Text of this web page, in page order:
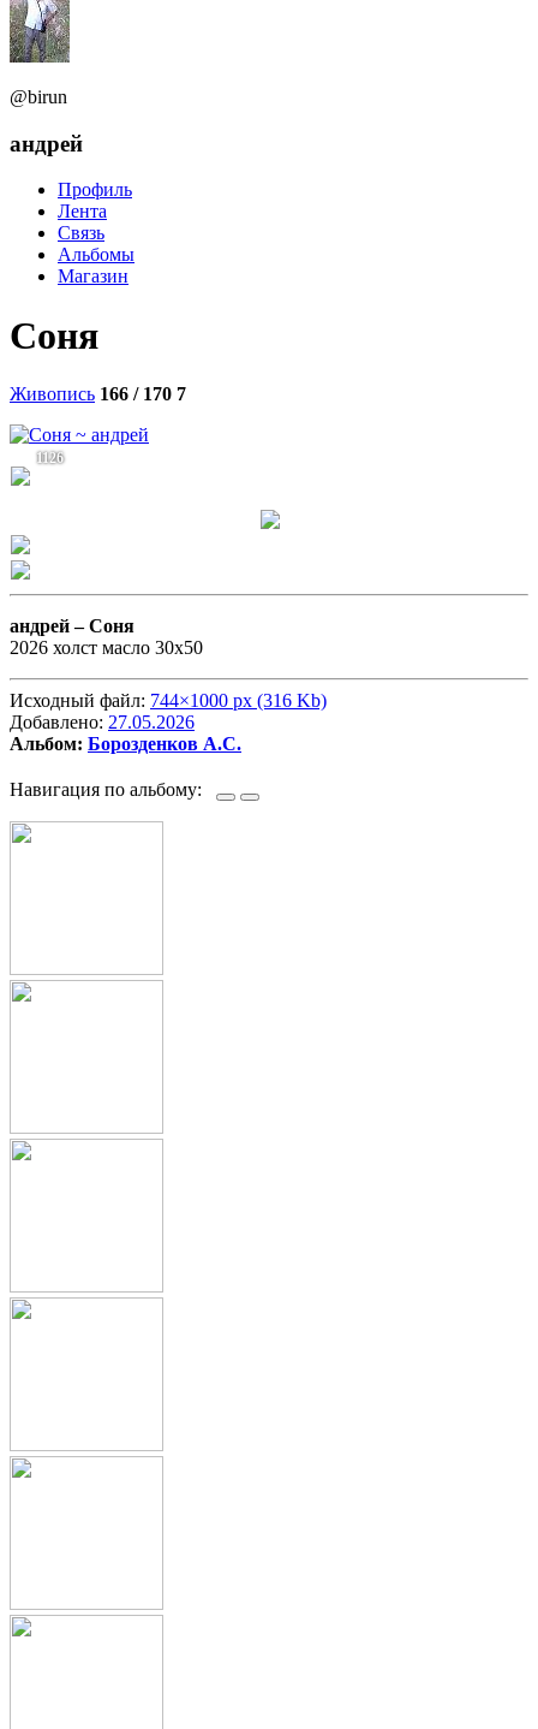
@birun
андрей
Профиль
Лента
Связь
Альбомы
Магазин
Соня
Живопись 166 / 170 7
1126
андрей –Соня
2026 холст масло 30х50
Исходный файл: 744×1000 px (316 Kb)
Добавлено: 27.05.2026
Альбом: Борозденков А.С.
Навигация по альбому: